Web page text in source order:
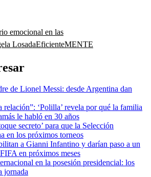
emocional en las
LosadaEficienteMENTE
de Lionel Messi: desde Argentina dan
relación”: ‘Polilla’ revela por qué la familia
le habló en 30 años
secreto’ para que la Selección
en los próximos torneos
a Gianni Infantino y darían paso a un
en próximos meses
en la posesión presidencial: los
jornada